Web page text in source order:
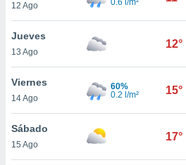
cookies
aceptar
12 Ago
Jueves
13 Ago
12°
Viernes
14 Ago
60%
0.2 l/m²
15°
Sábado
15 Ago
17°